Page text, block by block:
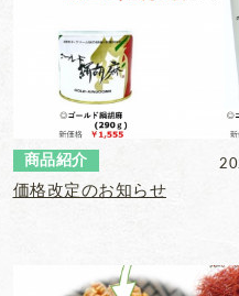
商品紹介
価格改定のお知らせ